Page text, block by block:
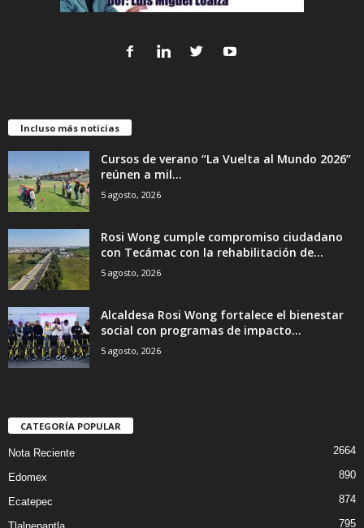
Incluso más noticias
Cursos de verano “La Vuelta al Mundo 2026”
reúnen a mil...
5 agosto, 2026
Rosi Wong cumple compromiso ciudadano
con Tecámac con la rehabilitación de...
5 agosto, 2026
Alcaldesa Rosi Wong fortalece el bienestar
social con programas de impacto...
5 agosto, 2026
CATEGORÍA POPULAR
Nota Reciente 2664
Edomex 890
Ecatepec 874
795